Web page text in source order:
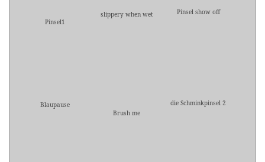
Pinsel1
slippery when wet Pinsel show off
Blaupause
Brush me
die Schminkpinsel 2